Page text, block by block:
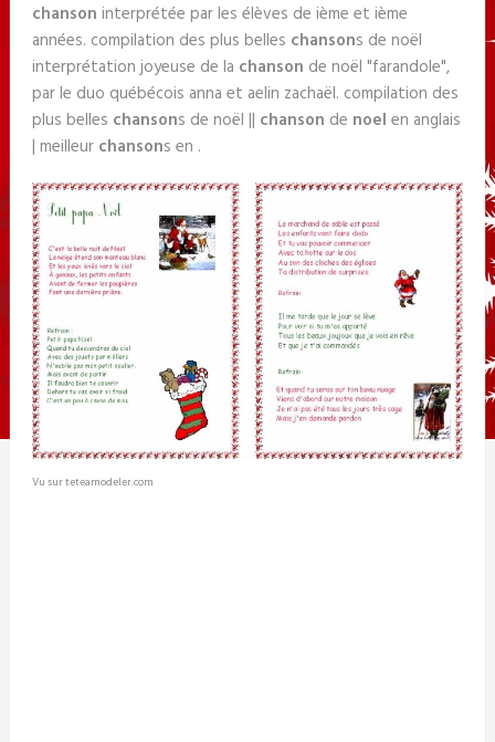
chanson interprétée par les élèves de ième et ième
années. compilation des plus belles chansons de noël
interprétation joyeuse de la chanson de noël "farandole",
par le duo québécois anna et aelin zachaël. compilation des
plus belles chansons de noël || chanson de noel en anglais
| meilleur chansons en .
Vu sur teteamodeler.com